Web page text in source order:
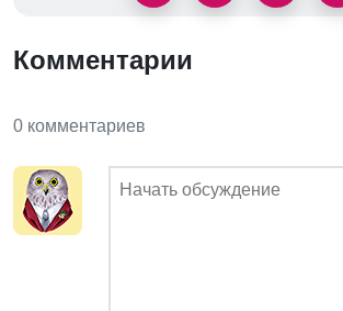
Комментарии
0 комментариев